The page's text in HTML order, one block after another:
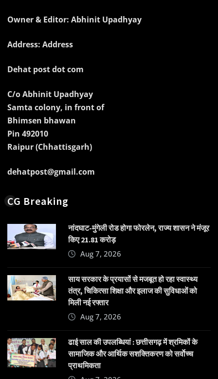
Owner & Editor: Abhinit Upadhyay
Address: Address
Dehat post dot com
C/o Abhinit Upadhyay
Samta colony, in front of
Bhimsen bhawan
Pin 492010
Raipur (Chhattisgarh)
dehatpost@gmail.com
CG Breaking
नांदघाट-मुंगेली रोड होगा फोरलेन, राज्य शासन ने मंजूर
किए 21.81 करोड़
Aug 7, 2026
साय सरकार के प्रयासों से मजबूत हो रहा स्वास्थ्य
तंत्र, चिकित्सा शिक्षा और इलाज की सुविधाओं को
मिली नई रफ्तार
Aug 7, 2026
ढाई साल की उपलब्धियां : छत्तीसगढ़ में श्रमिकों के
सामाजिक और आर्थिक सशक्तिकरण को सर्वाेच्च
प्राथमिकता